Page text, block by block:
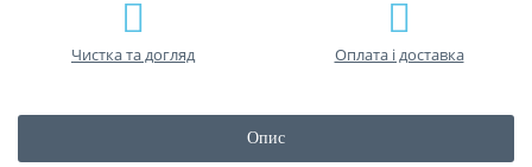
Чистка та догляд Оплата і доставка
Опис